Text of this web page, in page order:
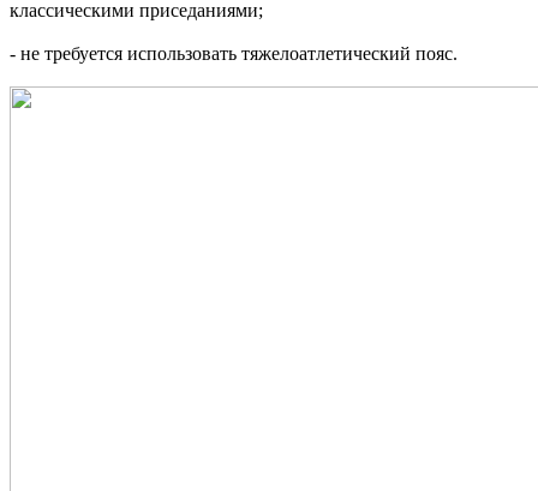
классическими приседаниями;
- не требуется использовать тяжелоатлетический пояс.